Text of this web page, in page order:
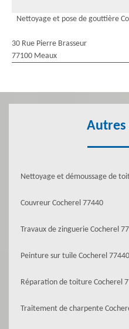
Nettoyage et pose de gouttière
30 Rue Pierre Brasseur
77100 Meaux
Autres
Nettoyage et démoussage de
Couvreur Cocherel 77440
Travaux de zinguerie Cocherel
Peinture sur tuile Cocherel 77440
Réparation de toiture Cocherel
Traitement de charpente